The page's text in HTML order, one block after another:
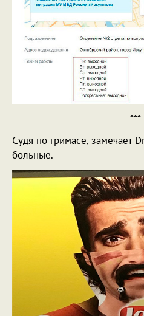
***
Судя по гримасе, замечает
больные.